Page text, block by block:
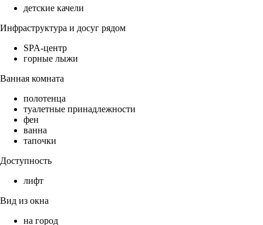
детские качели
Инфраструктура и досуг рядом
SPA-центр
горные лыжи
Ванная комната
полотенца
туалетные принадлежности
фен
ванна
тапочки
Доступность
лифт
Вид из окна
на город